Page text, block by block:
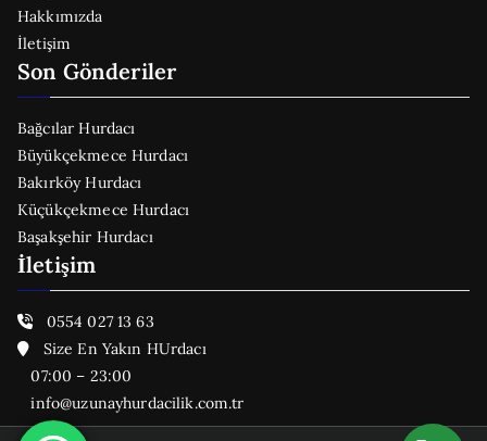
Hakkımızda
İletişim
Son Gönderiler
Bağcılar Hurdacı
Büyükçekmece Hurdacı
Bakırköy Hurdacı
Küçükçekmece Hurdacı
Başakşehir Hurdacı
İletişim
0554 027 13 63
Size En Yakın HUrdacı
07:00 – 23:00
info@uzunayhurdacilik.com.tr